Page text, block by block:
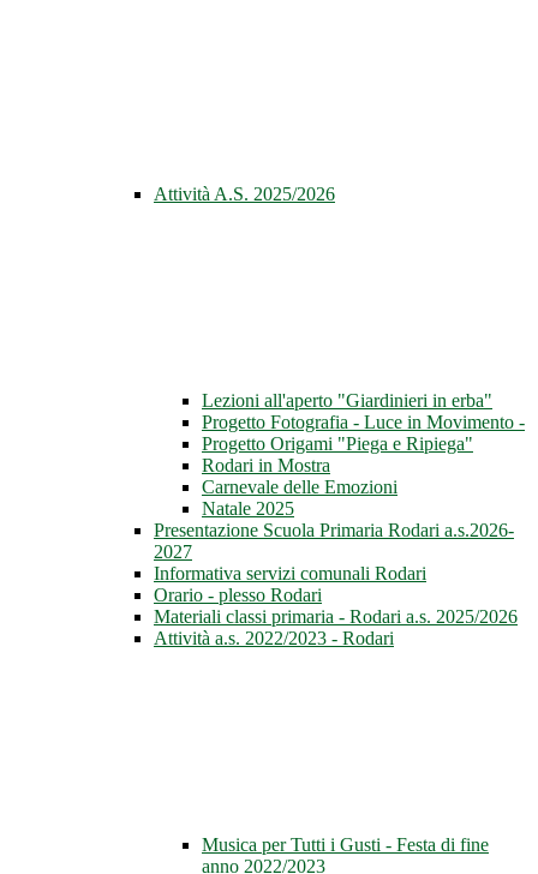
Attività A.S. 2025/2026
Lezioni all'aperto "Giardinieri in erba"
Progetto Fotografia - Luce in Movimento -
Progetto Origami "Piega e Ripiega"
Rodari in Mostra
Carnevale delle Emozioni
Natale 2025
Presentazione Scuola Primaria Rodari a.s.2026-
2027
Informativa servizi comunali Rodari
Orario - plesso Rodari
Materiali classi primaria - Rodari a.s. 2025/2026
Attività a.s. 2022/2023 - Rodari
Musica per Tutti i Gusti - Festa di fine
anno 2022/2023